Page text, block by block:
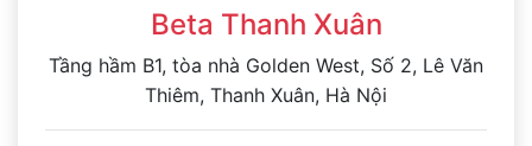
Beta Thanh Xuân
Tầng hầm B1, tòa nhà Golden West, Số 2, Lê Văn
Thiêm, Thanh Xuân, Hà Nội